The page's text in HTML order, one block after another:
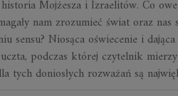
Mojżesza i Izraelitów. Co
nam zrozumieć świat oraz
sensu? Niosąca oświecenie i
podczas której czytelnik
tych doniosłych rozważań są